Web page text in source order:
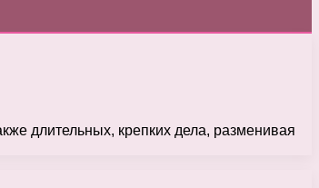
длительных, крепких дела, разменивая